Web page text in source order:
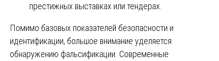
престижных выставках или тендерах.
Помимо базовых показателей безопасности и
идентификации, большое внимание уделяется
обнаружению фальсификации. Современные